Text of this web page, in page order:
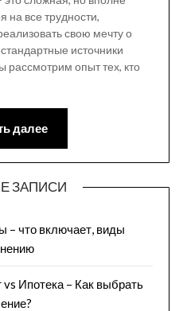
на все трудности,
свою мечту о
источники
рассмотрим опыт тех, кто
далее
ЗАПИСИ
– что включает, виды
Ипотека – Как выбрать